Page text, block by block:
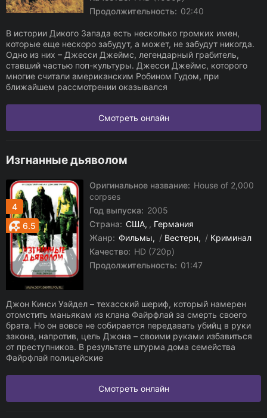
Продолжительность: 02:40
В истории Дикого Запада есть несколько громких имен,
которые еще нескоро забудут, а может, не забудут никогда.
Одно из них – Джесси Джеймс, легендарный грабитель,
ставший частью поп-культуры. Джесси Джеймс, которого
многие считали американским Робином Гудом, при
ближайшем рассмотрении оказывался
Смотреть онлайн
Изгнанные дьяволом
4
6.5
Оригинальное название: House of 2,000
corpses
Год выпуска: 2005
Страна: США , Германия
Жанр: Фильмы / Вестерн / Криминал
Качество: HD (720p)
Продолжительность: 01:47
Джон Кинси Уайдел – техасский шериф, который намерен
отомстить маньякам из клана Файрфлай за смерть своего
брата. Но он вовсе не собирается передавать убийц в руки
закона, напротив, цель Джона – своими руками избавиться
от преступников. В результате штурма дома семейства
Файрфлай полицейские
Смотреть онлайн